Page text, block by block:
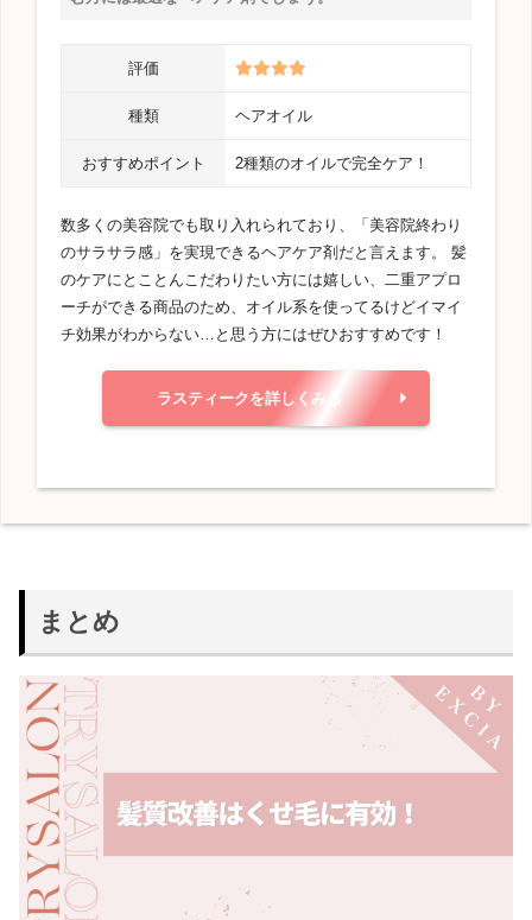
評価
種類 ヘアオイル
おすすめポイント 2種類のオイルで完全ケア！
数多くの美容院でも取り入れられており、「美容院終わり
のサラサラ感」を実現できるヘアケア剤だと言えます。 髪
のケアにとことんこだわりたい方には嬉しい、二重アプロ
ーチができる商品のため、オイル系を使ってるけどイマイ
チ効果がわからない…と思う方にはぜひおすすめです！
ラスティークを詳しくみる
まとめ